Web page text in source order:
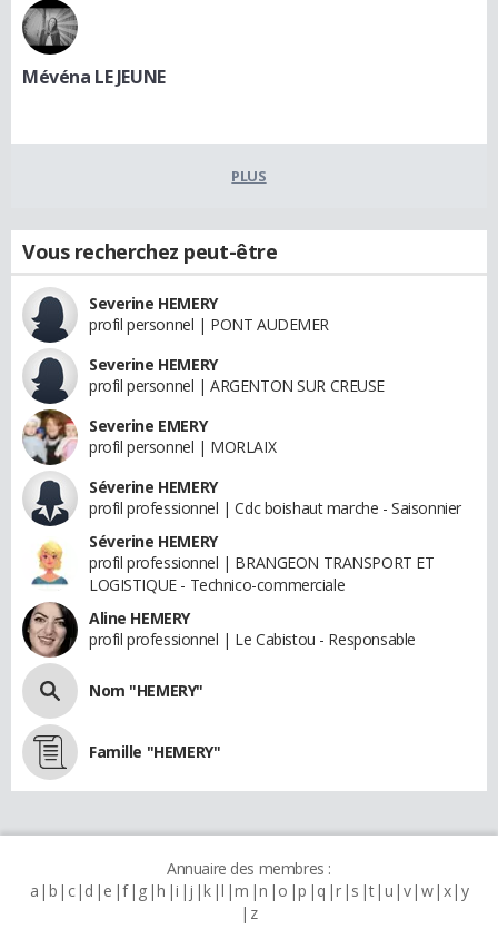
Mévéna LE JEUNE
PLUS
Vous recherchez peut-être
Severine HEMERY
profil personnel | PONT AUDEMER
Severine HEMERY
profil personnel | ARGENTON SUR CREUSE
Severine EMERY
profil personnel | MORLAIX
Séverine HEMERY
profil professionnel | Cdc boishaut marche - Saisonnier
Séverine HEMERY
profil professionnel | BRANGEON TRANSPORT ET
LOGISTIQUE - Technico-commerciale
Aline HEMERY
profil professionnel | Le Cabistou - Responsable
Nom "HEMERY"
Famille "HEMERY"
Annuaire des membres :
a b c d e f g h i j k l m n o p q r s t u v w x y
z